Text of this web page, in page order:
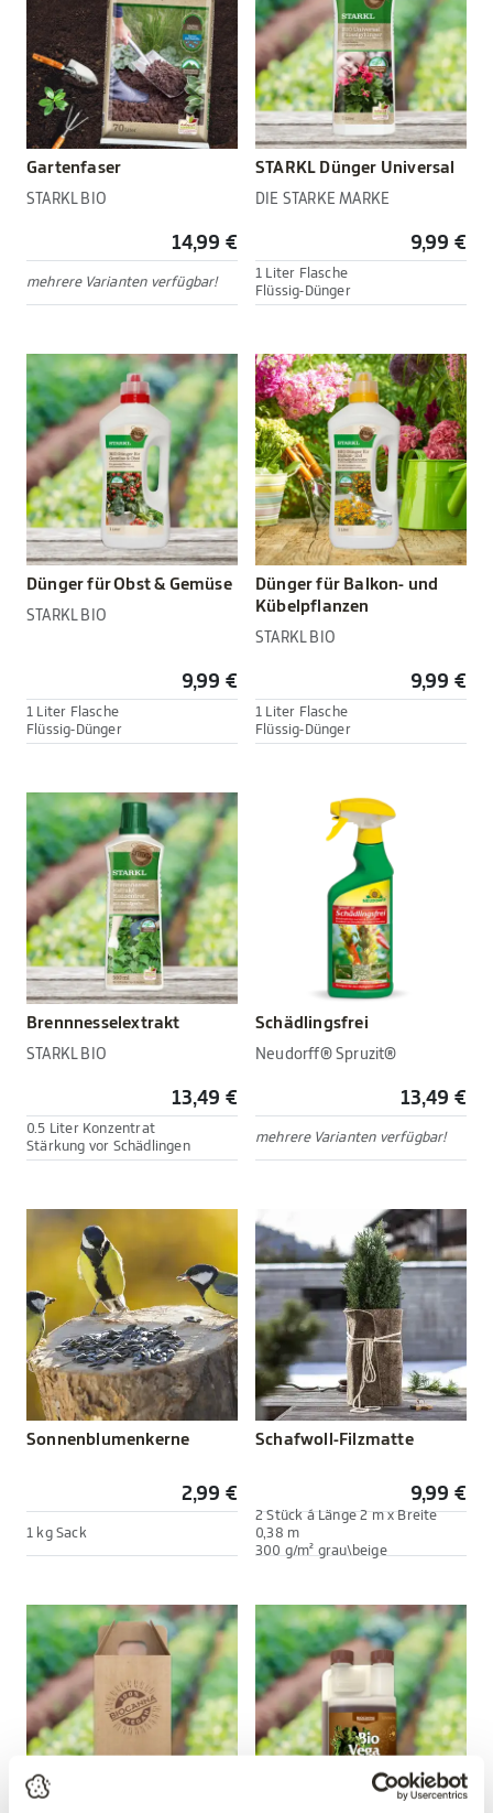
Gartenfaser
STARKL BIO
14,99 €
mehrere Varianten verfügbar!
STARKL Dünger Universal
DIE STARKE MARKE
9,99 €
1 Liter Flasche
Flüssig-Dünger
Dünger für Obst & Gemüse
STARKL BIO
9,99 €
1 Liter Flasche
Flüssig-Dünger
Dünger für Balkon- und
Kübelpflanzen
STARKL BIO
9,99 €
1 Liter Flasche
Flüssig-Dünger
Brennnesselextrakt
STARKL BIO
13,49 €
0.5 Liter Konzentrat
Stärkung vor Schädlingen
Schädlingsfrei
Neudorff® Spruzit®
13,49 €
mehrere Varianten verfügbar!
Sonnenblumenkerne
2,99 €
1 kg Sack
Schafwoll-Filzmatte
9,99 €
2 Stück á Länge 2 m x Breite
0,38 m
300 g/m² grau\beige